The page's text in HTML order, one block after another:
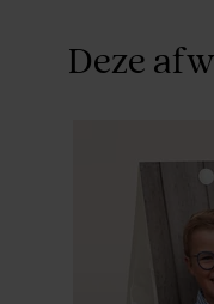
Deze